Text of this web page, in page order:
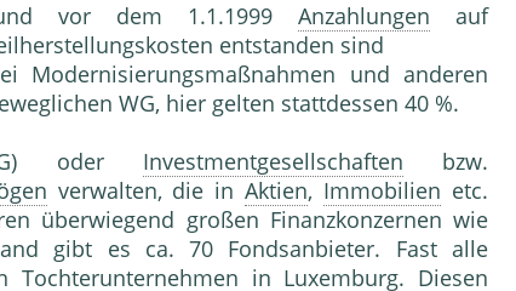
vor dem 1.1.1999Anzahlungen auf
entstanden sind
und anderen
WG, hier gelten stattdessen 40 %.
oder Investmentgesellschaften bzw.
verwalten, die inAktien, Immobilien etc.
überwiegend großen Finanzkonzernen wie
gibt es ca. 70 Fondsanbieter. Fast alle
Tochterunternehmen in Luxemburg. Diesen